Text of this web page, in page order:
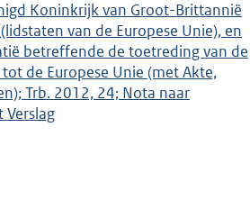
Koninkrijk van Groot-Brittannië
van de Europese Unie), en
betreffende de toetreding van de
de Europese Unie (met Akte,
Trb. 2012, 24; Nota naar
Verslag